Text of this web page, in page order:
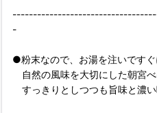
-
●粉末なので、お湯を注いですぐ
自然の風味を大切にした朝宮べ
すっきりとしつつも旨味と濃い